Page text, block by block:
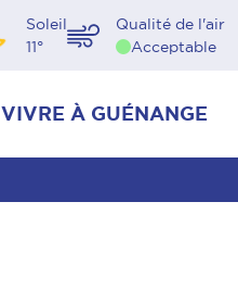
Soleil
11°
Qualité de l'air
Acceptable
VIVRE À GUÉNANGE